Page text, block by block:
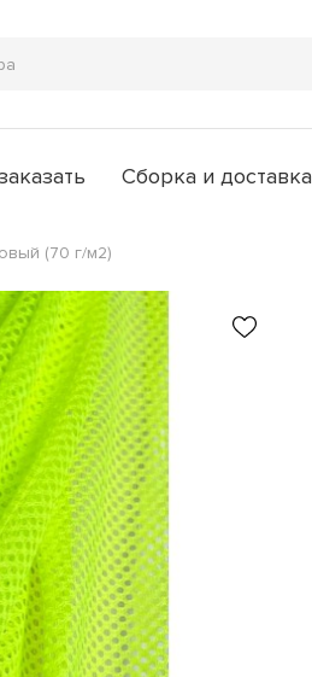
Сборка и доставка
(70 г/м2)